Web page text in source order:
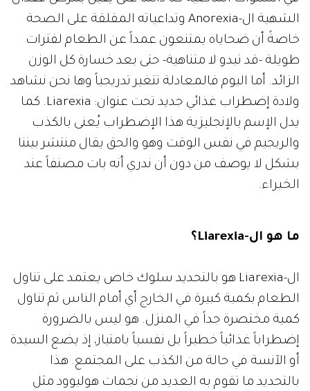
الشهية ال-Anorexia وتداعياته المقلقة على الصحة
خاصةً أن ضحاياه يمتنعون عمداً عن الطعام لفترات
طويلة -قد تبدو لا متناهية- حتى بعد خسارة كل الوزن
الزائد. أما اليوم فالمعادلة تتغير تدريجياً وها نحن نشاهد
ولادة إضطراب غذائي جديد تحت عنوان: Liarexia. كما
يدل الإسم بالإنجليزية هذا الإضطراب يُعنى بالكذب
والريجيم في نفس الوقت وهو والحق يقال منتشر بيننا
بشكل لا يوصف من دون أن ندري أنه بات مصنفاً عند
الخبراء.
ما هو ال-Liarexia؟
ال-Liarexia هو بالتحديد سلوك خاص يعتمد على تناول
الطعام بكمية كبيرة في الخارج أي أمام الناس ثم تناول
كمية مختصرة جداً في المنزل. هو ليس بالضرورة
إضطراباً غذائياً خطيراً بل نفسياً بامتياز، إذ يضع السيدة
أو الآنسة في حالة من الكذب على المجتمع. هذا
بالتحديد ما تقوم به العديد من نجمات هوليوود مثل